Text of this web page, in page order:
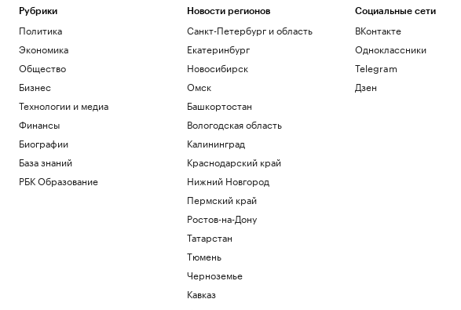
Рубрики
Политика
Экономика
Общество
Бизнес
Технологии и медиа
Финансы
Биографии
База знаний
РБК Образование
Новости регионов
Санкт-Петербург и область
Екатеринбург
Новосибирск
Омск
Башкортостан
Вологодская область
Калининград
Краснодарский край
Нижний Новгород
Пермский край
Ростов-на-Дону
Татарстан
Тюмень
Черноземье
Кавказ
Социальные сети
ВКонтакте
Одноклассники
Telegram
Дзен